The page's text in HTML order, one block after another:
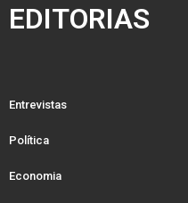
EDITORIAS
Entrevistas
Política
Economia